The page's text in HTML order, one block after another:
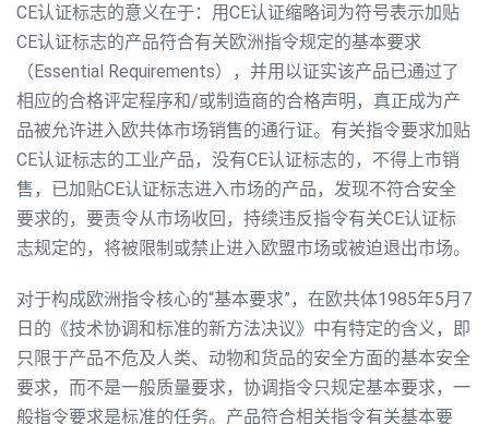
CE认证标志的意义在于：用CE认证缩略词为符号表示加贴
CE认证标志的产品符合有关欧洲指令规定的基本要求
（Essential Requirements），并用以证实该产品已通过了
相应的合格评定程序和/或制造商的合格声明，真正成为产
品被允许进入欧共体市场销售的通行证。有关指令要求加贴
CE认证标志的工业产品，没有CE认证标志的，不得上市销
售，已加贴CE认证标志进入市场的产品，发现不符合安全
要求的，要责令从市场收回，持续违反指令有关CE认证标
志规定的，将被限制或禁止进入欧盟市场或被迫退出市场。
对于构成欧洲指令核心的“基本要求”，在欧共体1985年5月7
日的《技术协调和标准的新方法决议》中有特定的含义，即
只限于产品不危及人类、动物和货品的安全方面的基本安全
要求，而不是一般质量要求，协调指令只规定基本要求，一
般指令要求是标准的任务。产品符合相关指令有关基本要